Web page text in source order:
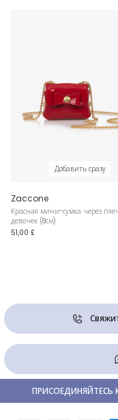
Добавить сразу
Zaccone
Красная мини-сумка через
девочек (8см)
51,00 £
ПРИСОЕДИНЯЙТЕСЬ